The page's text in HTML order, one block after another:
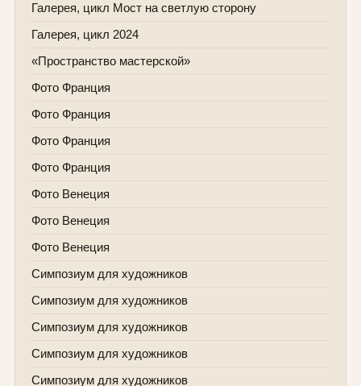
Галерея, цикл Мост на светлую сторону
Галерея, цикл 2024
«Пространство мастерской»
Фото Франция
Фото Франция
Фото Франция
Фото Франция
Фото Венеция
Фото Венеция
Фото Венеция
Симпозиум для художников
Симпозиум для художников
Симпозиум для художников
Симпозиум для художников
Симпозиум для художников